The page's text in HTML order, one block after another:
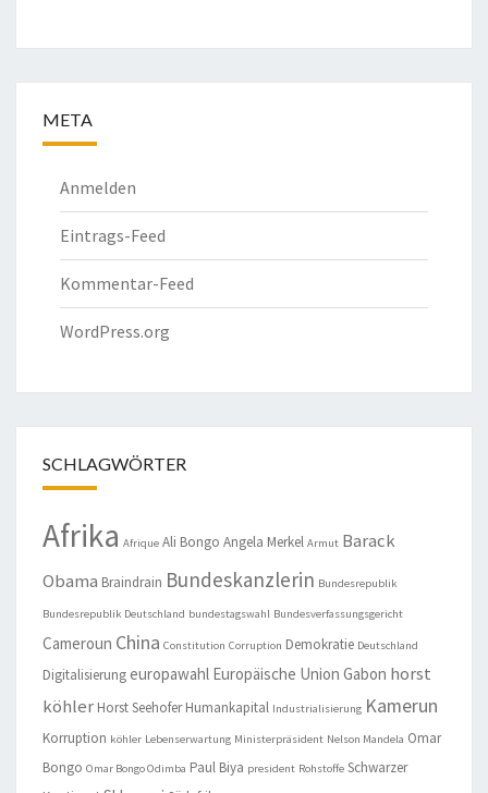
META
Anmelden
Eintrags-Feed
Kommentar-Feed
WordPress.org
SCHLAGWÖRTER
Afrika Afrique Ali Bongo Angela Merkel Armut Barack
Obama Braindrain Bundeskanzlerin Bundesrepublik
Bundesrepublik Deutschland bundestagswahl Bundesverfassungsgericht
Cameroun China Constitution Corruption Demokratie Deutschland
Digitalisierungeuropawahl Europäische Union Gabon horst
köhler Horst Seehofer Humankapital Industrialisierung Kamerun
Korruption köhler Lebenserwartung Ministerpräsident Nelson Mandela Omar
Bongo Omar Bongo Odimba Paul Biya president Rohstoffe Schwarzer